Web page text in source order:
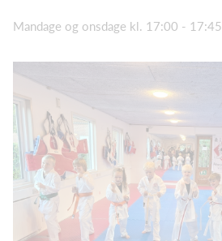
Mandage og onsdage kl. 17:00 - 17:45